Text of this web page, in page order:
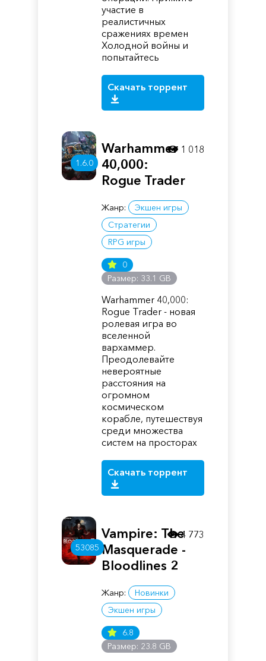
участие в
реалистичных
сражениях времен
Холодной войны и
попытайтесь
Скачать торрент
1.6.0
Warhammer
40,000:
Rogue Trader
Жанр:
Экшен игры
Стратегии
RPG игры
0
Размер: 33.1 GB
Warhammer 40,000:
Rogue Trader - новая
ролевая игра во
вселенной
вархаммер.
Преодолевайте
невероятные
расстояния на
огромном
космическом
корабле, путешествуя
среди множества
систем на просторах
Скачать торрент
1 018
53085
Vampire: The
Masquerade -
Bloodlines 2
Жанр:
Новинки
Экшен игры
6.8
Размер: 23.8 GB
4 773